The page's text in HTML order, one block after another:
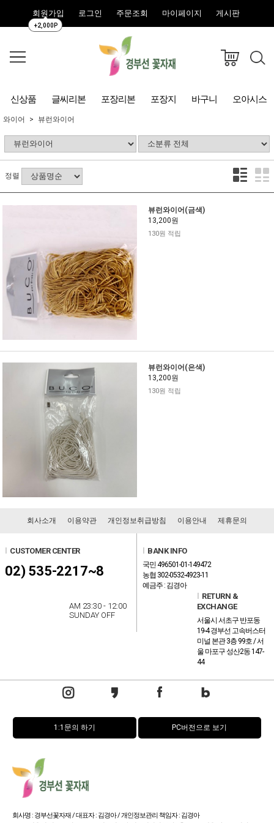
회원가입
+2,000P
로그인 주문조회 마이페이지 게시판
신상품 글씨리본 포장리본 포장지 바구니 오아시스
와이어 뷰런와이어
정렬
뷰런와이어(금색)
13,200원
130원 적립
뷰런와이어(은색)
13,200원
130원 적립
회사소개 이용약관 개인정보취급방침 이용안내 제휴문의
CUSTOMER CENTER
02) 535-2217~8
AM 23:30 - 12:00
SUNDAY OFF
BANK INFO
국민 496501-01-149472
농협 302-0532-4923-11
예금주 : 김경아
RETURN &
EXCHANGE
서울시 서초구 반포동
19-4 경부선 고속버스터
미널 본관 3층 99호 / 서
울 마포구 성산2동 147-
44
1:1문의 하기 PC버전으로 보기
회사명 : 경부선꽃자재 / 대표자 : 김경아 / 개인정보관리 책임자 : 김경아